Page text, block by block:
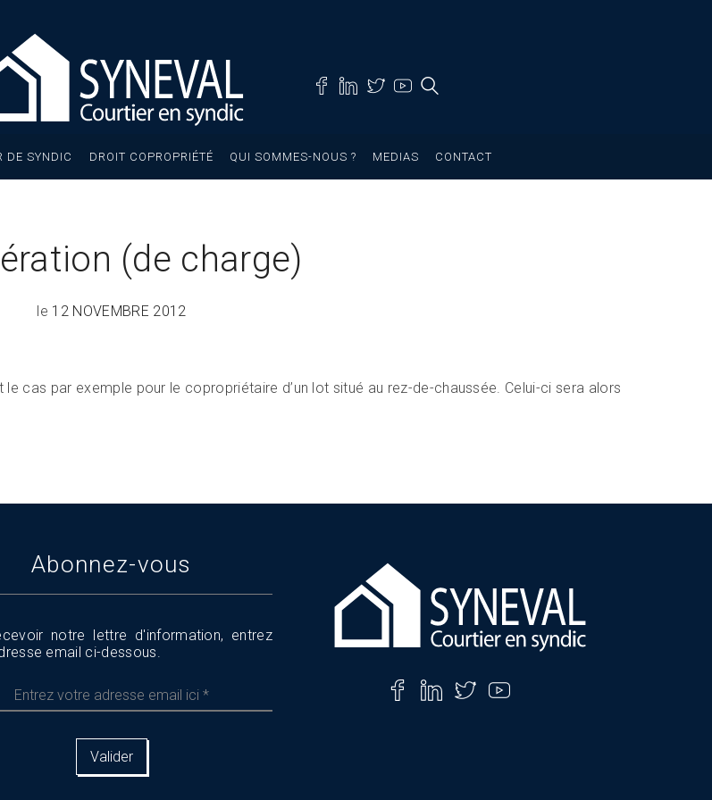
DE SYNDIC DROIT COPROPRIÉTÉ QUI SOMMES-NOUS ? MEDIAS CONTACT
(de charge)
le 12 NOVEMBRE 2012
cas par exemple pour le copropriétaire d’un lot situé au rez-de-chaussée. Celui-ci sera alors
Abonnez-vous
notre lettre d'information, entrez
email ci-dessous.
votre
email
ici
*